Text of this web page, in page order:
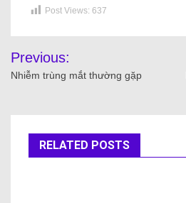
Post Views: 637
Previous:
Nhiễm trùng mắt thường gặp
RELATED POSTS